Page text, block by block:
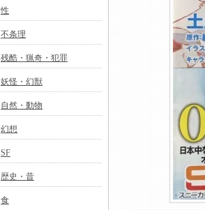
性
不条理
残酷・猟奇・犯罪
妖怪・幻獣
自然・動物
幻想
SF
歴史・昔
食